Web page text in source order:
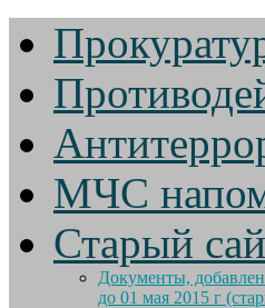
МЧС
Старый
Документы,
до 01 мая 2015 г